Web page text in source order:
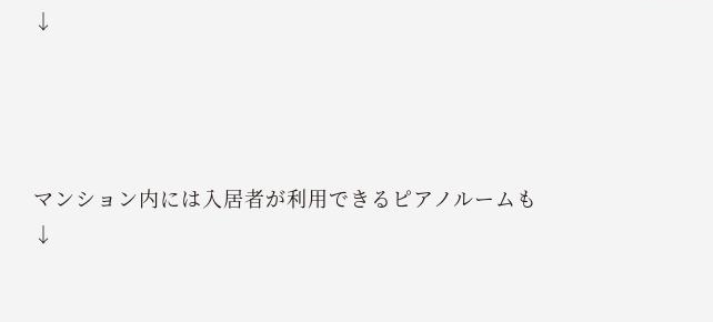
↓
マンション内には入居者が利用できるピアノルームも
↓